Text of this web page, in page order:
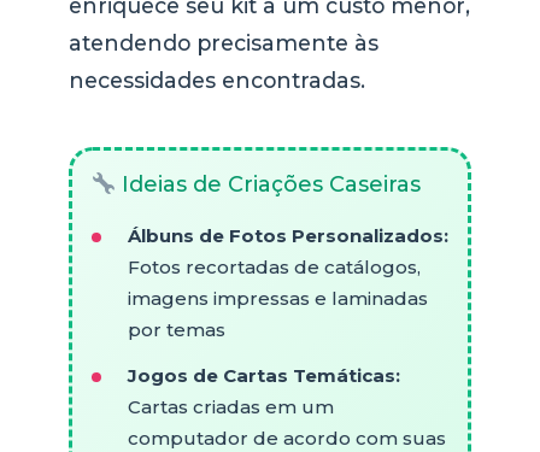
enriquece seu kit a um custo menor,
atendendo precisamente às
necessidades encontradas.
Ideias de Criações Caseiras
Álbuns de Fotos Personalizados:
Fotos recortadas de catálogos,
imagens impressas e laminadas
por temas
Jogos de Cartas Temáticas:
Cartas criadas em um
computador de acordo com suas